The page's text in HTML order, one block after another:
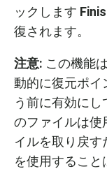
ックします
復されます。
注意: この機能
動的に復元ポイ
う前に有効に
のファイルは使
イルを取り戻
を使用するこ